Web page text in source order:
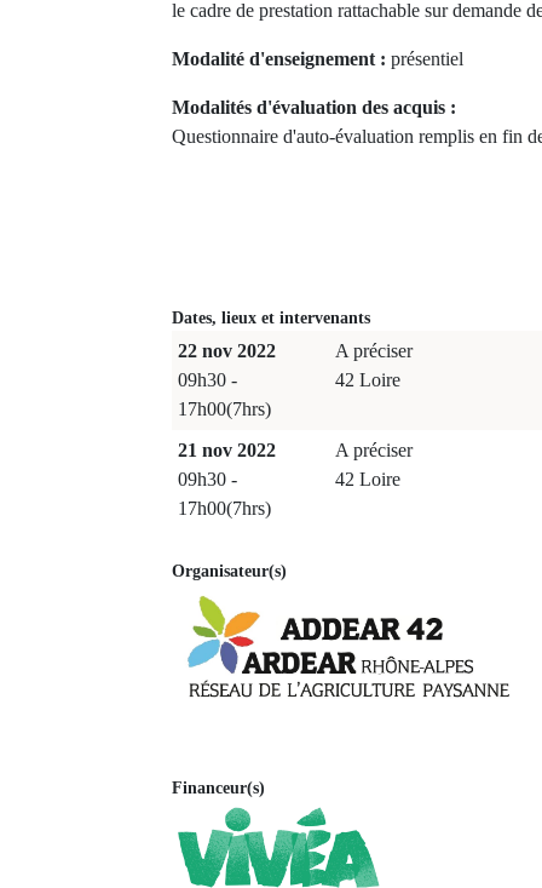
le cadre de prestation rattachable sur demande
Modalité d'enseignement : présentiel
Modalités d'évaluation des acquis :
Questionnaire d'auto-évaluation remplis en fin
Dates, lieux et intervenants
22 nov 2022
09h30 -
17h00(7hrs)
A préciser
42 Loire
21 nov 2022
09h30 -
17h00(7hrs)
A préciser
42 Loire
Organisateur(s)
Financeur(s)